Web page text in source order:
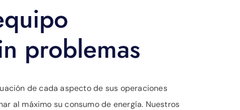
problemas
de cada aspecto de sus operaciones
al máximo su consumo de energía. Nuestros